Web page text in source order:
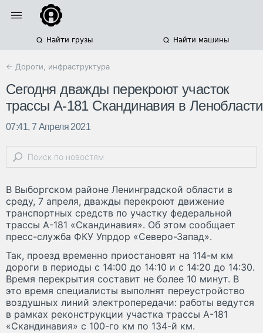
Найти грузы Найти машины
← Дороги, инфраструктура
Сегодня дважды перекроют участок
трассы А-181 Скандинавия в Ленобласти
07:41, 7 Апреля 2021
В Выборгском районе Ленинградской области в
среду, 7 апреля, дважды перекроют движение
транспортных средств по участку федеральной
трассы А-181 «Скандинавия». Об этом сообщает
пресс-служба ФКУ Упрдор «Северо-Запад».
Так, проезд временно приостановят на 114-м км
дороги в периоды с 14:00 до 14:10 и с 14:20 до 14:30.
Время перекрытия составит не более 10 минут. В
это время специалисты выполнят переустройство
воздушных линий электропередачи: работы ведутся
в рамках реконструкции участка трассы А-181
«Скандинавия» с 100-го км по 134-й км.